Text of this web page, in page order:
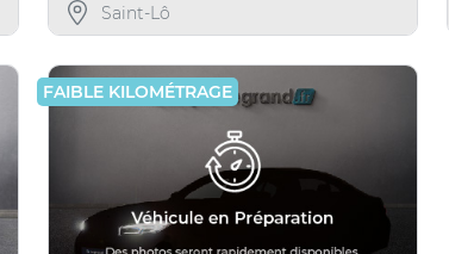
Saint-Lô
FAIBLE KILOMÉTRAGE